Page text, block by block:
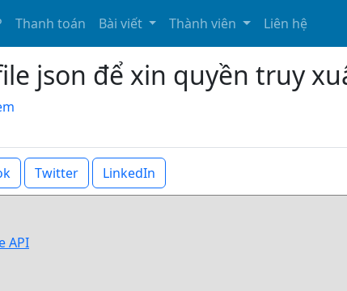
Thanh toán Bài viết Thành viên Liên hệ
json để xin quyền truy
Twitter LinkedIn
API